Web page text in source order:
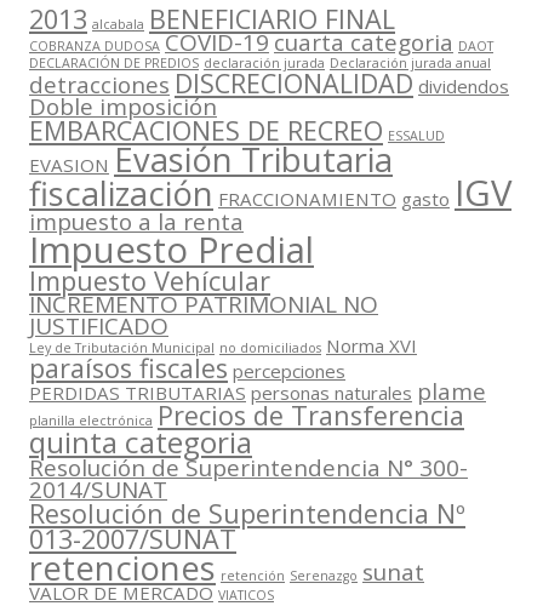
2013 alcabala BENEFICIARIO FINAL
COBRANZA DUDOSA COVID-19cuarta categoria DAOT
DECLARACIÓN DE PREDIOS declaración jurada Declaración jurada anual
detracciones DISCRECIONALIDAD dividendos
Doble imposición
EMBARCACIONES DE RECREO ESSALUD
EVASION Evasión Tributaria
fiscalización FRACCIONAMIENTO gasto IGV
impuesto a la renta
Impuesto Predial
Impuesto Vehícular
INCREMENTO PATRIMONIAL NO
JUSTIFICADO
Ley de Tributación Municipal no domiciliados Norma XVI
paraísos fiscales percepciones
PERDIDAS TRIBUTARIAS personas naturales plame
planilla electrónica Precios de Transferencia
quinta categoria
Resolución de Superintendencia N° 300-
2014/SUNAT
Resolución de Superintendencia Nº
013-2007/SUNAT
retenciones retención Serenazgo sunat
VALOR DE MERCADO VIATICOS